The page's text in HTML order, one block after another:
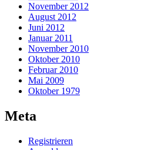
November 2012
August 2012
Juni 2012
Januar 2011
November 2010
Oktober 2010
Februar 2010
Mai 2009
Oktober 1979
Meta
Registrieren